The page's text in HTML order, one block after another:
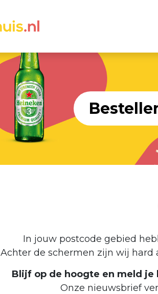
In jouw postcode gebied
Achter de schermen zijn wij
Blijf op de hoogte en meld
Onze nieuwsbrief